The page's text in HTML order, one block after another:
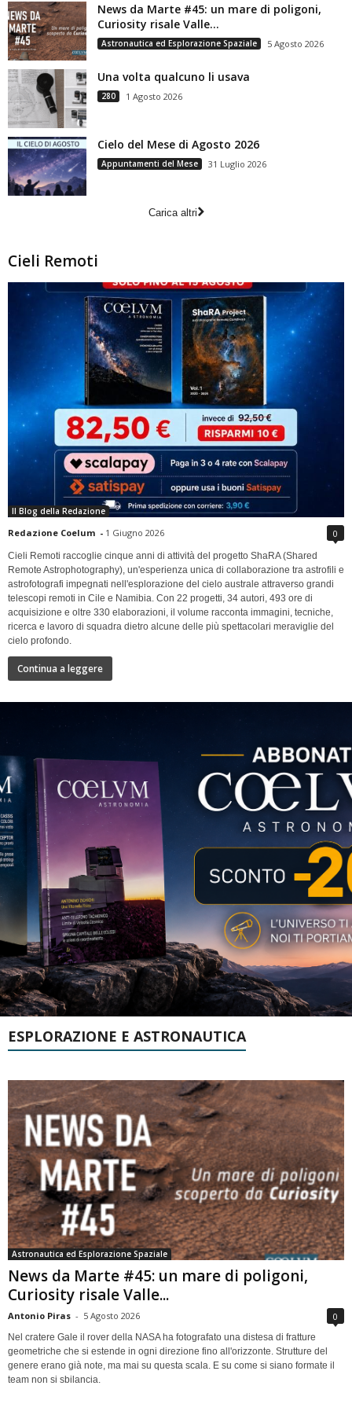
News da Marte #45: un mare di poligoni,
Curiosity risale Valle...
Astronautica ed Esplorazione Spaziale 5 Agosto 2026
Una volta qualcuno li usava
280 1 Agosto 2026
Cielo del Mese di Agosto 2026
Appuntamenti del Mese 31 Luglio 2026
Carica altri
Cieli Remoti
Il Blog della Redazione
Redazione Coelum - 1 Giugno 2026 0
Cieli Remoti raccoglie cinque anni di attività del progetto ShaRA (Shared
Remote Astrophotography), un'esperienza unica di collaborazione tra astrofili e
astrofotografi impegnati nell'esplorazione del cielo australe attraverso grandi
telescopi remoti in Cile e Namibia. Con 22 progetti, 34 autori, 493 ore di
acquisizione e oltre 330 elaborazioni, il volume racconta immagini, tecniche,
ricerca e lavoro di squadra dietro alcune delle più spettacolari meraviglie del
cielo profondo.
Continua a leggere
ESPLORAZIONE E ASTRONAUTICA
Astronautica ed Esplorazione Spaziale
News da Marte #45: un mare di poligoni,
Curiosity risale Valle...
Antonio Piras - 5 Agosto 2026 0
Nel cratere Gale il rover della NASA ha fotografato una distesa di fratture
geometriche che si estende in ogni direzione fino all'orizzonte. Strutture del
genere erano già note, ma mai su questa scala. E su come si siano formate il
team non si sbilancia.